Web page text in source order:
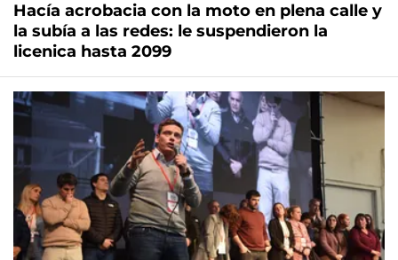
Hacía acrobacia con la moto en plena calle y
la subía a las redes: le suspendieron la
licenica hasta 2099